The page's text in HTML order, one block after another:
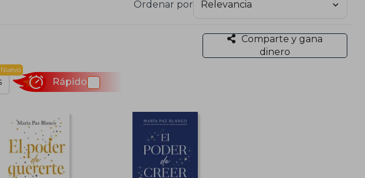
Ordenar por
Comparte y gana
dinero
Nuevo
Rápido